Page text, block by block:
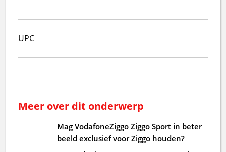
UPC
Meer over dit onderwerp
Mag VodafoneZiggo Ziggo Sport in beter
beeld exclusief voor Ziggo houden?